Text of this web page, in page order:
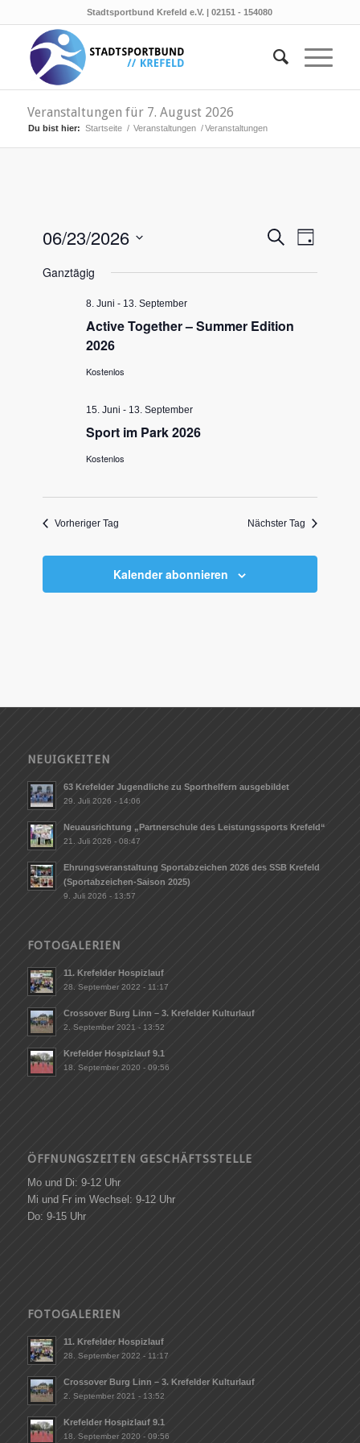
Stadtsportbund Krefeld e.V. | 02151 - 154080
Veranstaltungen für 7. August 2026
Du bist hier: Startseite / Veranstaltungen / Veranstaltungen
Suche
Tag
06/23/2026
wählen.
Ganztägig
8. Juni - 13. September
Active Together – Summer Edition
2026
Kostenlos
15. Juni - 13. September
Sport im Park 2026
Kostenlos
Vorheriger Tag Nächster Tag
Kalender abonnieren
NEUIGKEITEN
63 Krefelder Jugendliche zu Sporthelfern ausgebildet
29. Juli 2026 - 14:06
Neuausrichtung „Partnerschule des Leistungssports Krefeld“
21. Juli 2026 - 08:47
Ehrungsveranstaltung Sportabzeichen 2026 des SSB Krefeld
(Sportabzeichen-Saison 2025)
9. Juli 2026 - 13:57
FOTOGALERIEN
11. Krefelder Hospizlauf
28. September 2022 - 11:17
Crossover Burg Linn – 3. Krefelder Kulturlauf
2. September 2021 - 13:52
Krefelder Hospizlauf 9.1
18. September 2020 - 09:56
ÖFFNUNGSZEITEN GESCHÄFTSSTELLE
Mo und Di: 9-12 Uhr
Mi und Fr im Wechsel: 9-12 Uhr
Do: 9-15 Uhr
FOTOGALERIEN
11. Krefelder Hospizlauf
28. September 2022 - 11:17
Crossover Burg Linn – 3. Krefelder Kulturlauf
2. September 2021 - 13:52
Krefelder Hospizlauf 9.1
18. September 2020 - 09:56